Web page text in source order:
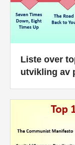
Liste over
utvikling av